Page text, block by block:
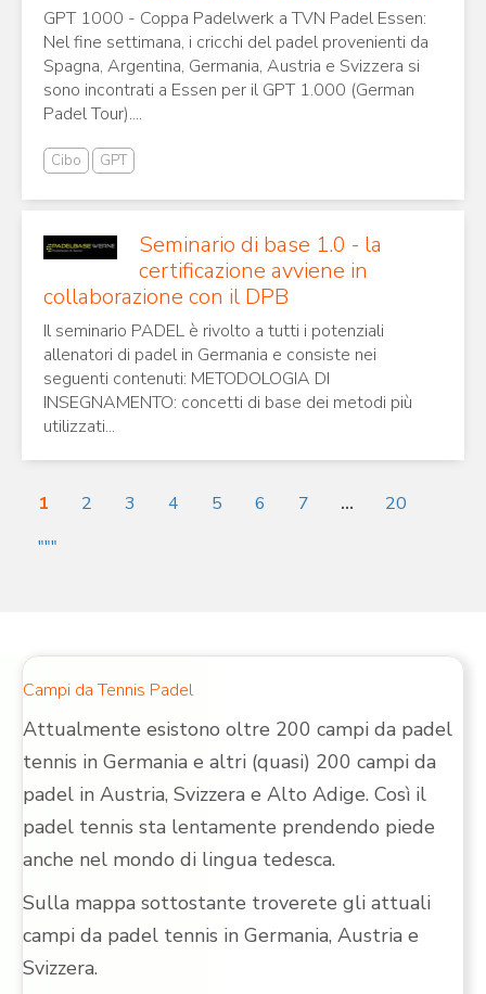
GPT 1000 - Coppa Padelwerk a TVN Padel Essen:
Nel fine settimana, i cricchi del padel provenienti da
Spagna, Argentina, Germania, Austria e Svizzera si
sono incontrati a Essen per il GPT 1.000 (German
Padel Tour)....
Cibo GPT
Seminario di base 1.0 - la
certificazione avviene in
collaborazione con il DPB
Il seminario PADEL è rivolto a tutti i potenziali
allenatori di padel in Germania e consiste nei
seguenti contenuti: METODOLOGIA DI
INSEGNAMENTO: concetti di base dei metodi più
utilizzati...
1 2 3 4 5 6 7 ...
20
"""
Campi da Tennis Padel
Attualmente esistono oltre 200 campi da padel
tennis in Germania e altri (quasi) 200 campi da
padel in Austria, Svizzera e Alto Adige. Così il
padel tennis sta lentamente prendendo piede
anche nel mondo di lingua tedesca.
Sulla mappa sottostante troverete gli attuali
campi da padel tennis in Germania, Austria e
Svizzera.